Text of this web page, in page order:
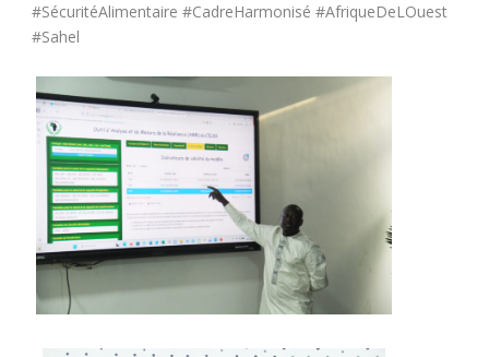
#SécuritéAlimentaire #CadreHarmonisé #AfriqueDeLOuest
#Sahel